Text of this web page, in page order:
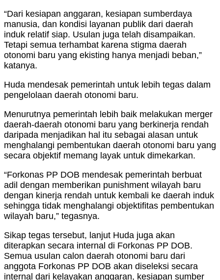
“Dari kesiapan anggaran, kesiapan sumberdaya
manusia, dan kondisi layanan publik dari daerah
induk relatif siap. Usulan juga telah disampaikan.
Tetapi semua terhambat karena stigma daerah
otonomi baru yang ekisting hanya menjadi beban,”
katanya.
Huda mendesak pemerintah untuk lebih tegas dalam
pengelolaan daerah otonomi baru.
Menurutnya pemerintah lebih baik melakukan merger
daerah-daerah otonomi baru yang berkinerja rendah
daripada menjadikan hal itu sebagai alasan untuk
menghalangi pembentukan daerah otonomi baru yang
secara objektif memang layak untuk dimekarkan.
“Forkonas PP DOB mendesak pemerintah berbuat
adil dengan memberikan punishment wilayah baru
dengan kinerja rendah untuk kembali ke daerah induk
sehingga tidak menghalangi objektifitas pembentukan
wilayah baru,” tegasnya.
Sikap tegas tersebut, lanjut Huda juga akan
diterapkan secara internal di Forkonas PP DOB.
Semua usulan calon daerah otonomi baru dari
anggota Forkonas PP DOB akan diseleksi secara
internal dari kelayakan anggaran, kesiapan sumber